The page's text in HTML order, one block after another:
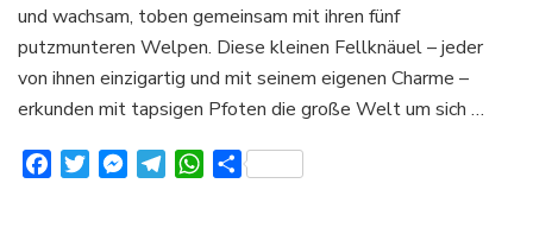
Luna,
Max
und
ihre
das
Leben
und wachsam, toben gemeinsam mit ihren fünf
putzmunteren Welpen. Diese kleinen Fellknäuel – jeder
von ihnen einzigartig und mit seinem eigenen Charme –
erkunden mit tapsigen Pfoten die große Welt um sich …
FacebookTwitterMessenger
TelegramWhatsApp
Teilen